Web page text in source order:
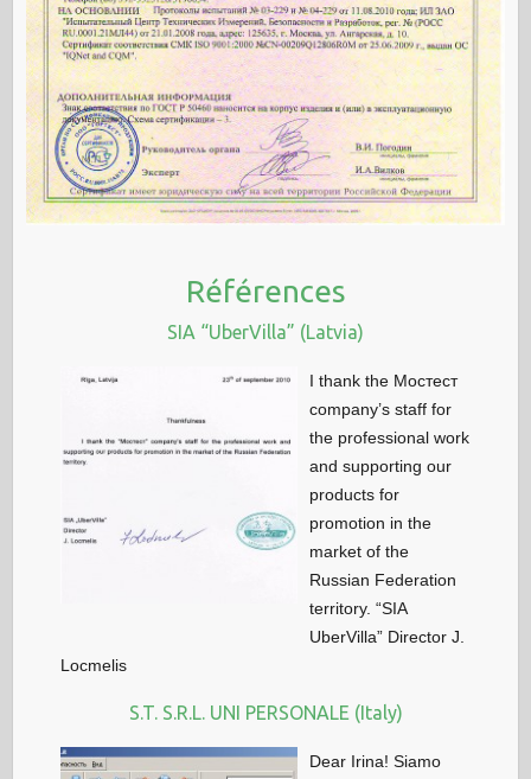
Références
SIA “UberVilla” (Latvia)
I thank the Мостест
company’s staff for
the professional work
and supporting our
products for
promotion in the
market of the
Russian Federation
territory. “SIA
UberVilla” Director J.
Locmelis
S.T. S.R.L. UNI PERSONALE (Italy)
Dear Irina! Siamo